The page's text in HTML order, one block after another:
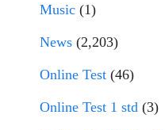
Music (1)
News (2,203)
Online Test (46)
Online Test 1 std (3)